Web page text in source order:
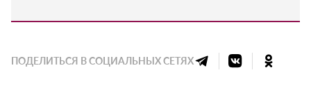
ПОДЕЛИТЬСЯ В СОЦИАЛЬНЫХ СЕТЯХ